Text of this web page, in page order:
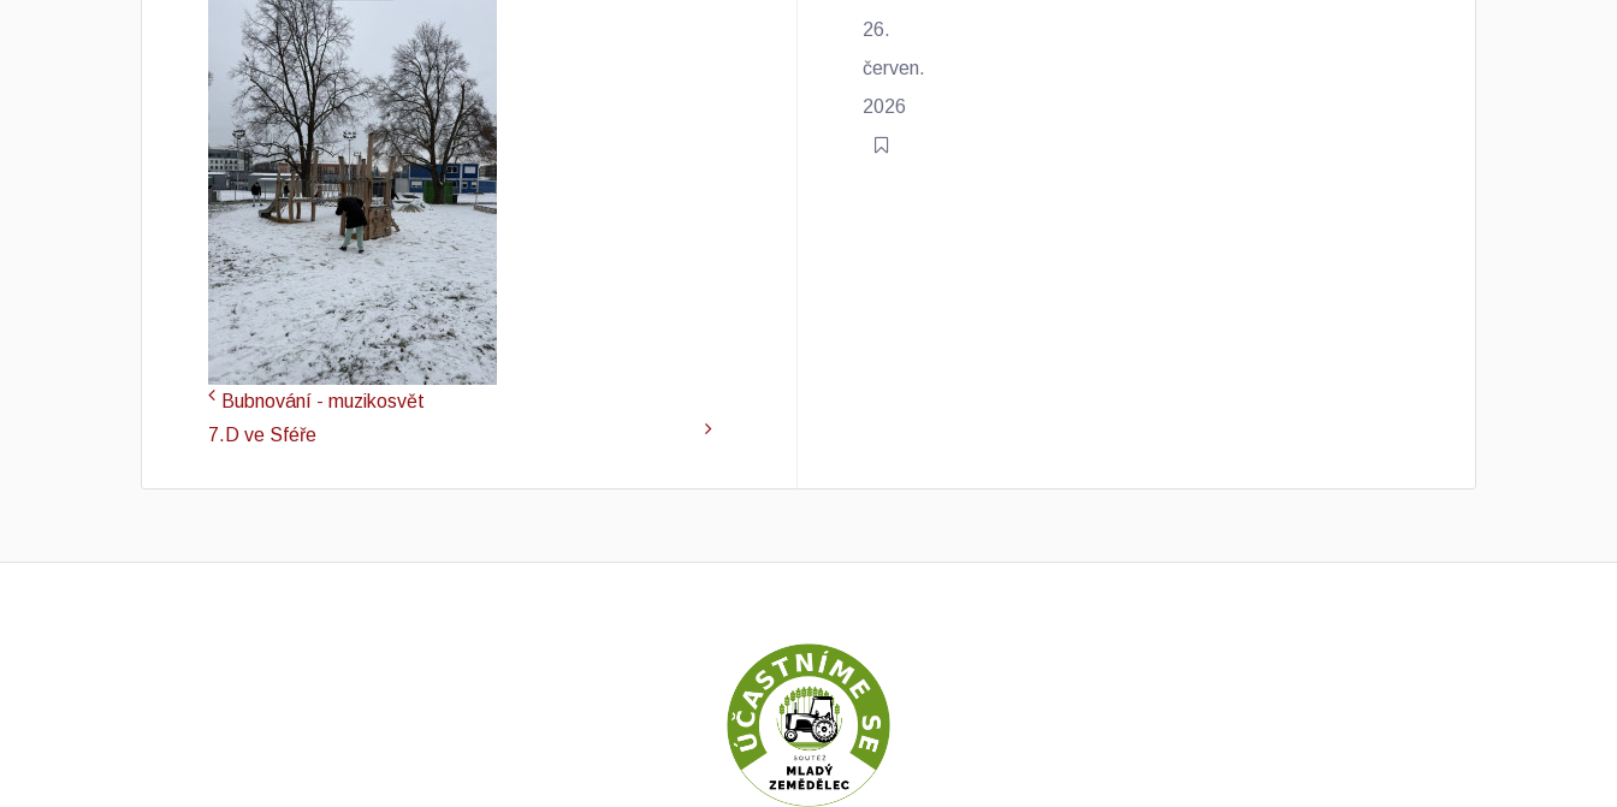
Bubnování - muzikosvět
7.D ve Sféře
26.
červen.
2026